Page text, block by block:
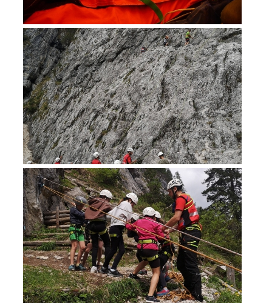
Sauvetage aérien